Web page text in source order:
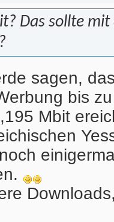
Das sollte
sagen,
bis
Mbit